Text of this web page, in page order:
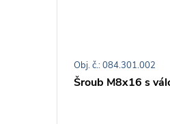
Šroub M8x16 s
Obj. č.: 084.301.002